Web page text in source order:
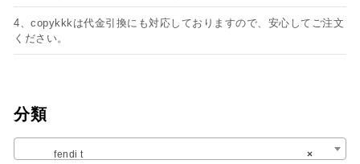
4、copykkkは代金引換にも対応しておりますので、安心してご注文
ください。
分類
×
fendi t